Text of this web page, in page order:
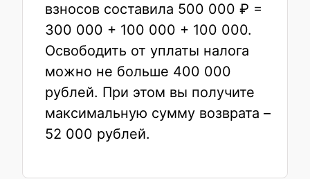
взносов составила 500 000 ₽ =
300 000 + 100 000 + 100 000.
Освободить от уплаты налога
можно не больше 400 000
рублей. При этом вы получите
максимальную сумму возврата –
52 000 рублей.